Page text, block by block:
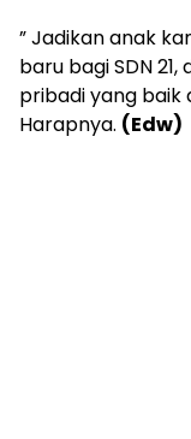
” Jadikan anak
baru bagi SDN
pribadi yang baik
Harapnya. (Edw)